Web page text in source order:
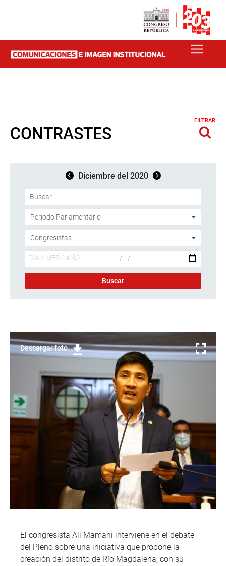
CONTRASTES
FILTRAR
Diciembre del 2020
Descargar foto
El congresista Ali Mamani interviene en el debate
del Pleno sobre una iniciativa que propone la
creación del distrito de Río Magdalena, con su